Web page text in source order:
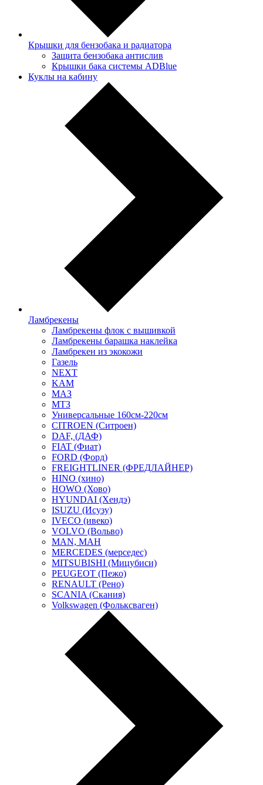
Крышки для бензобака и радиатора
Защита бензобака антислив
Крышки бака системы ADBlue
Куклы на кабину
Ламбрекены
Ламбрекены флок с вышивкой
Ламбрекены барашка наклейка
Ламбрекен из экокожи
Газель
NEXT
KAM
МАЗ
МТЗ
Универсальные 160см-220см
CITROEN (Ситроен)
DAF, (ДАФ)
FIAT (Фиат)
FORD (Форд)
FREIGHTLINER (ФРЕДЛАЙНЕР)
HINO (хино)
HOWO (Хово)
HYUNDAI (Хендэ)
ISUZU (Исузу)
IVECO (ивеко)
VOLVO (Вольво)
MAN, МАН
MERCEDES (мерседес)
MITSUBISHI (Мицубиси)
PEUGEOT (Пежо)
RENAULT (Рено)
SCANIA (Скания)
Volkswagen (Фольксваген)